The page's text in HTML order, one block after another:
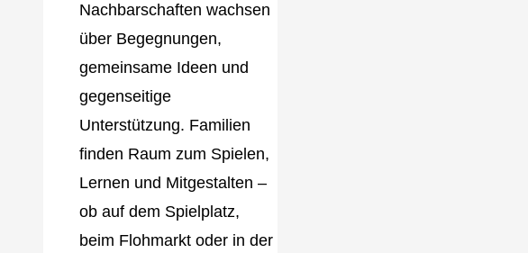
Nachbarschaften wachsen
über Begegnungen,
gemeinsame Ideen und
gegenseitige
Unterstützung. Familien
finden Raum zum Spielen,
Lernen und Mitgestalten –
ob auf dem Spielplatz,
beim Flohmarkt oder in der